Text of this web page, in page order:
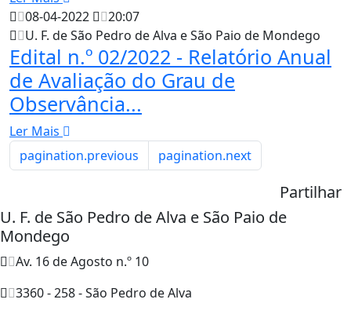
08-04-2022
20:07
U. F. de São Pedro de Alva e São Paio de Mondego
Edital n.º 02/2022 - Relatório Anual
de Avaliação do Grau de
Observância...
Ler Mais
pagination.previous
pagination.next
Partilhar
U. F. de São Pedro de Alva e São Paio de
Mondego
Av. 16 de Agosto n.º 10
3360 - 258 - São Pedro de Alva